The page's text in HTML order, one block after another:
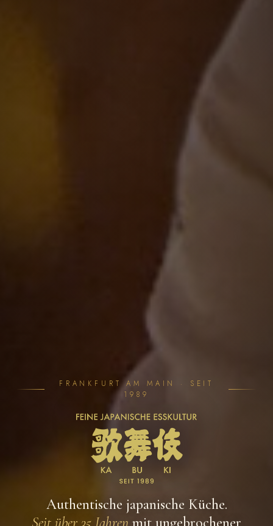
FRANKFURT AM MAIN · SEIT
1989
Authentische japanische Küche.